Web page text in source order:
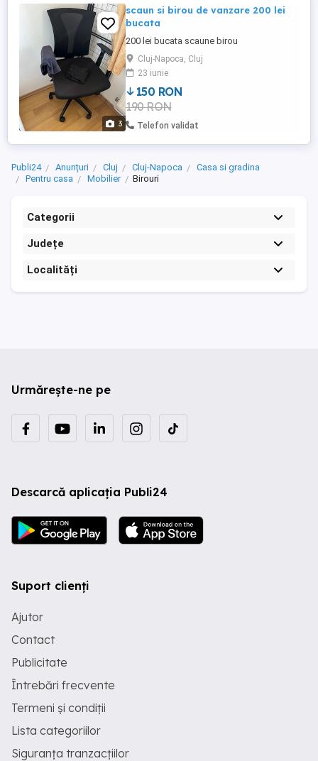
3
scaun si birou de vanzare 200 lei
bucata
200 lei bucata scaune birou
Cluj-Napoca, Cluj
23 iunie
150 RON
190 RON
Telefon validat
Publi24 Anunțuri Cluj Cluj-Napoca
Casa si gradina
Pentru casa
Mobilier Birouri
Categorii
Județe
Localități
Urmărește-ne pe
Descarcă aplicația Publi24
Suport clienți
Ajutor
Contact
Publicitate
Întrebări frecvente
Termeni și condiții
Lista categoriilor
Siguranța tranzacțiilor